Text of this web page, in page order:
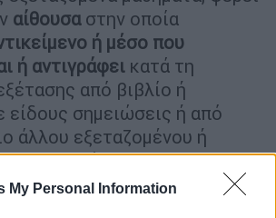
My Personal Information
αίθουσαστην οποία
ή μέσο που
ή αντιγράφει κατά τη
από βιβλίο ή
είδους σημειώσεις ή από
άλλου εξεταζομένου ή
συμμορφώνεται με τις
επιτηρητών, επιχειρώντας